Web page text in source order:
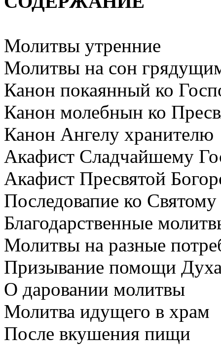
Молитвы утренние
Молитвы на сон
Канон покаянный ко
Канон молебнын ко
Канон Ангелу хранителю
Акафист Сладчайшему
Акафист Пресвятой
Последовапие ко
Благодарственные
Молитвы на разные
Призывание помощи Духа
О даровании молитвы
Молитва идущего в храм
После вкушения пищи